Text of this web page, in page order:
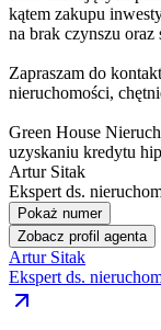
kątem zakupu
na brak czynszu oraz
Zapraszam do
nieruchomości,
Green House
uzyskaniu kredytu
Artur Sitak
Ekspert ds.
Pokaż numer
Zobacz profil agenta
Artur Sitak
Ekspert ds.